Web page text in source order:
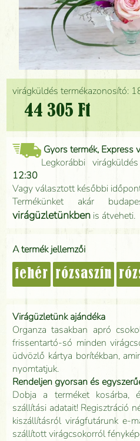
virágküldés termékazonosító:
44 305 Ft
Gyors termék, Express
Legkorábbi
12:30
Vagy választott későbbi
Termékünket akár
virágüzletünkben is átveheti.
A termék jellemzői
fehér rózsaszín
Virágüzletünk ajándéka
Organza tasakban apró
frissentartó-só minden
üdvözlő kártya borítékban,
nyomtatjuk.
Rendeljen gyorsan és
Dobja a terméket kosárba,
szállítási adatait! Regisztráció
kiszállításról virágfutárunk e-
szállított virágcsokorról